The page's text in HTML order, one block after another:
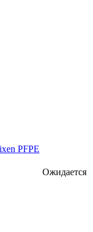
PFPE
Ожидается